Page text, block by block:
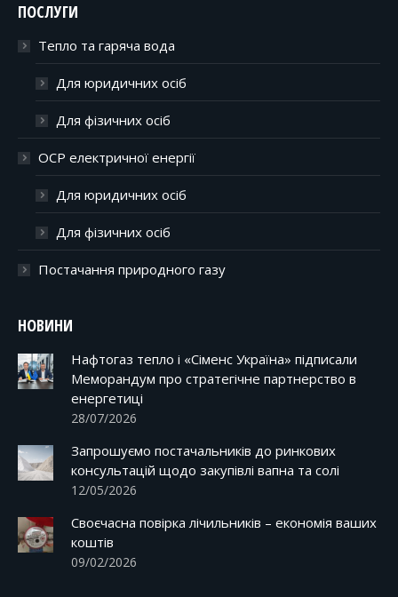
ПОСЛУГИ
Тепло та гаряча вода
Для юридичних осіб
Для фізичних осіб
ОСР електричної енергії
Для юридичних осіб
Для фізичних осіб
Постачання природного газу
НОВИНИ
Нафтогаз тепло і «Сіменс Україна» підписали
Меморандум про стратегічне партнерство в
енергетиці
28/07/2026
Запрошуємо постачальників до ринкових
консультацій щодо закупівлі вапна та солі
12/05/2026
Своєчасна повірка лічильників – економія ваших
коштів
09/02/2026